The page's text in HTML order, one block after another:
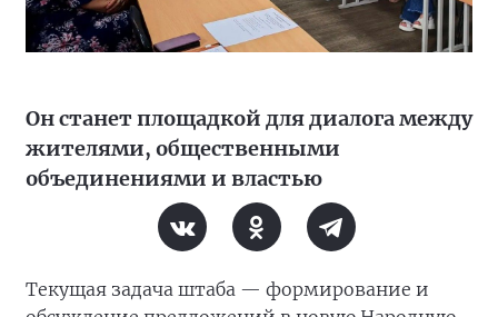
Он станет площадкой для диалога между
жителями, общественными
объединениями и властью
Текущая задача штаба — формирование и